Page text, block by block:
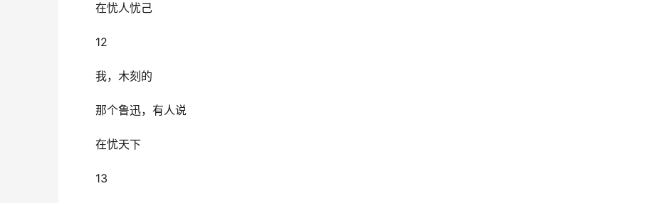
在忧人忧己
12
我，木刻的
那个鲁迅，有人说
在忧天下
13